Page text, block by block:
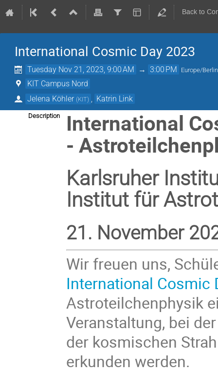
Back to
International Cosmic Day 2023
Tuesday Nov 21, 2023, 9:00 AM → 3:00 PM Europe/Berlin
KIT Campus Nord
Jelena Köhler (KIT) Katrin Link
Description International
-
Karlsruher
Institut für
21. November
Wir freuen uns,
International Cosmic
Astroteilchenphysik
Veranstaltung, bei
der kosmischen
erkunden werden.